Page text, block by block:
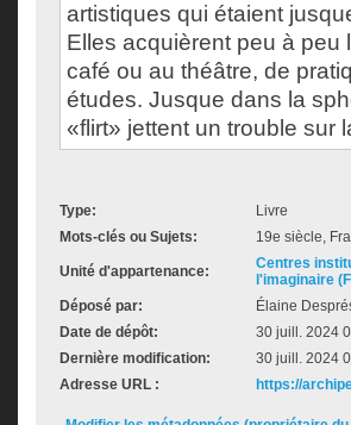
artistiques qui étaient
Elles acquièrent peu à peu
café ou au théâtre, de
études. Jusque dans la
«flirt» jettent un trouble sur
Type:
Livre
Mots-clés ou Sujets:
19e siècle,
Unité d'appartenance:
Centres
l'imaginaire
Déposé par:
Élaine
Date de dépôt:
30 juill. 2024
Dernière modification:
30 juill. 2024
Adresse URL :
https://